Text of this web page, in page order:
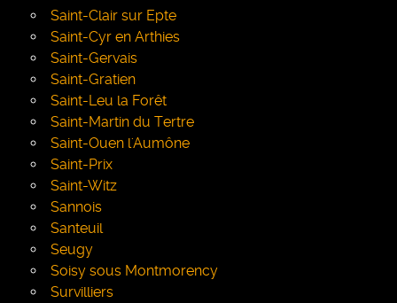
Saint-Clair sur Epte
Saint-Cyr en Arthies
Saint-Gervais
Saint-Gratien
Saint-Leu la Forêt
Saint-Martin du Tertre
Saint-Ouen l'Aumône
Saint-Prix
Saint-Witz
Sannois
Santeuil
Seugy
Soisy sous Montmorency
Survilliers